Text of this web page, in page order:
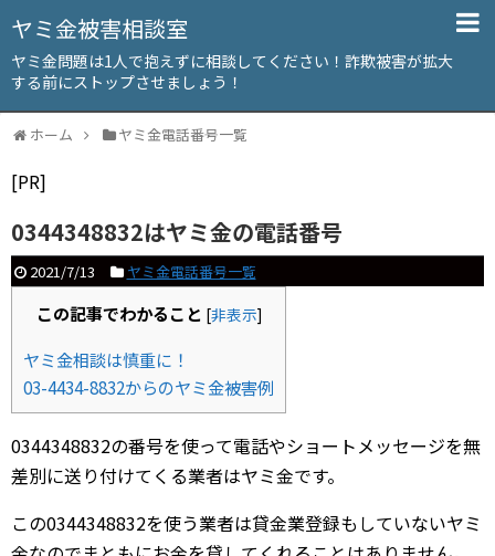
ヤミ金被害相談室
ヤミ金問題は1人で抱えずに相談してください！詐欺被害が拡大
する前にストップさせましょう！
ホーム ヤミ金電話番号一覧
[PR]
0344348832はヤミ金の電話番号
2021/7/13 ヤミ金電話番号一覧
この記事でわかること [非表示]
ヤミ金相談は慎重に！
03-4434-8832からのヤミ金被害例
0344348832の番号を使って電話やショートメッセージを無
差別に送り付けてくる業者はヤミ金です。
この0344348832を使う業者は貸金業登録もしていないヤミ